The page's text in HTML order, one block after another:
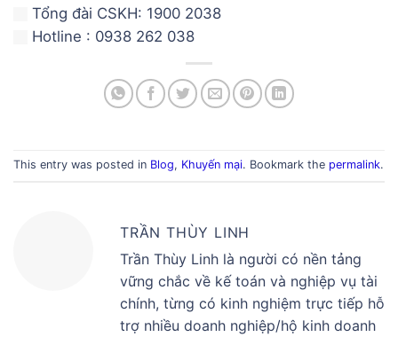
Tổng đài CSKH: 1900 2038
Hotline : 0938 262 038
This entry was posted in Blog, Khuyến mại. Bookmark the permalink.
TRẦN THÙY LINH
Trần Thùy Linh là người có nền tảng
vững chắc về kế toán và nghiệp vụ tài
chính, từng có kinh nghiệm trực tiếp hỗ
trợ nhiều doanh nghiệp/hộ kinh doanh